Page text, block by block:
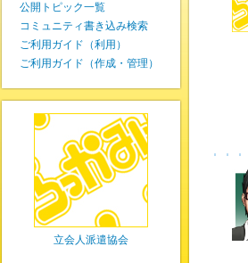
公開トピック一覧
コミュニティ書き込み検索
ご利用ガイド（利用）
ご利用ガイド（作成・管理）
立会人派遣協会